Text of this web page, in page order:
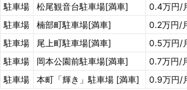
駐車場
松尾観音台駐車場[満車] 0.4万円/
駐車場
楠部町駐車場[満車] 0.2万円/
駐車場
尾上町駐車場[満車] 0.5万円/
駐車場
岡本公園前駐車場[満車] 0.7万円/
駐車場
本町「輝き」駐車場 [満車] 0.9万円/